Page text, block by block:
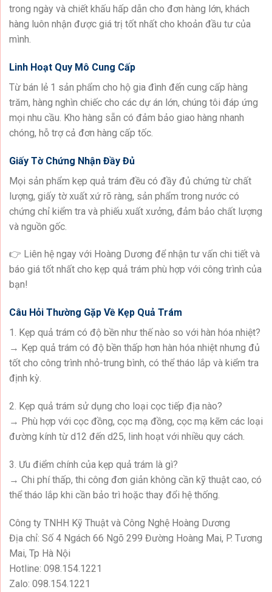
trong ngày và chiết khấu hấp dẫn cho đơn hàng lớn, khách
hàng luôn nhận được giá trị tốt nhất cho khoản đầu tư của
mình.
Linh Hoạt Quy Mô Cung Cấp
Từ bán lẻ 1 sản phẩm cho hộ gia đình đến cung cấp hàng
trăm, hàng nghìn chiếc cho các dự án lớn, chúng tôi đáp ứng
mọi nhu cầu. Kho hàng sẵn có đảm bảo giao hàng nhanh
chóng, hỗ trợ cả đơn hàng cấp tốc.
Giấy Tờ Chứng Nhận Đầy Đủ
Mọi sản phẩm kẹp quả trám đều có đầy đủ chứng từ chất
lượng, giấy tờ xuất xứ rõ ràng, sản phẩm trong nước có
chứng chỉ kiểm tra và phiếu xuất xưởng, đảm bảo chất lượng
và nguồn gốc.
👉 Liên hệ ngay với Hoàng Dương để nhận tư vấn chi tiết và
báo giá tốt nhất cho kẹp quả trám phù hợp với công trình của
bạn!
Câu Hỏi Thường Gặp Về Kẹp Quả Trám
1. Kẹp quả trám có độ bền như thế nào so với hàn hóa nhiệt?
→ Kẹp quả trám có độ bền thấp hơn hàn hóa nhiệt nhưng đủ
tốt cho công trình nhỏ-trung bình, có thể tháo lắp và kiểm tra
định kỳ.
2. Kẹp quả trám sử dụng cho loại cọc tiếp địa nào?
→ Phù hợp với cọc đồng, cọc mạ đồng, cọc mạ kẽm các loại
đường kính từ d12 đến d25, linh hoạt với nhiều quy cách.
3. Ưu điểm chính của kẹp quả trám là gì?
→ Chi phí thấp, thi công đơn giản không cần kỹ thuật cao, có
thể tháo lắp khi cần bảo trì hoặc thay đổi hệ thống.
Công ty TNHH Kỹ Thuật và Công Nghệ Hoàng Dương
Địa chỉ: Số 4 Ngách 66 Ngõ 299 Đường Hoàng Mai, P. Tương
Mai, Tp Hà Nội
Hotline: 098.154.1221
Zalo: 098.154.1221